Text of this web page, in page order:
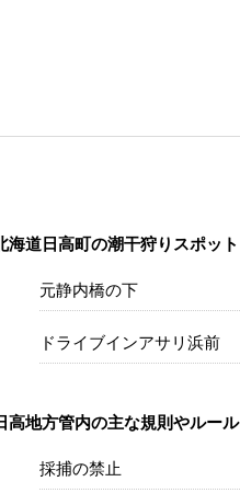
海道日高町の潮干狩りスポット
元静内橋の下
ドライブインアサリ浜前
高地方管内の主な規則やルール
採捕の禁止